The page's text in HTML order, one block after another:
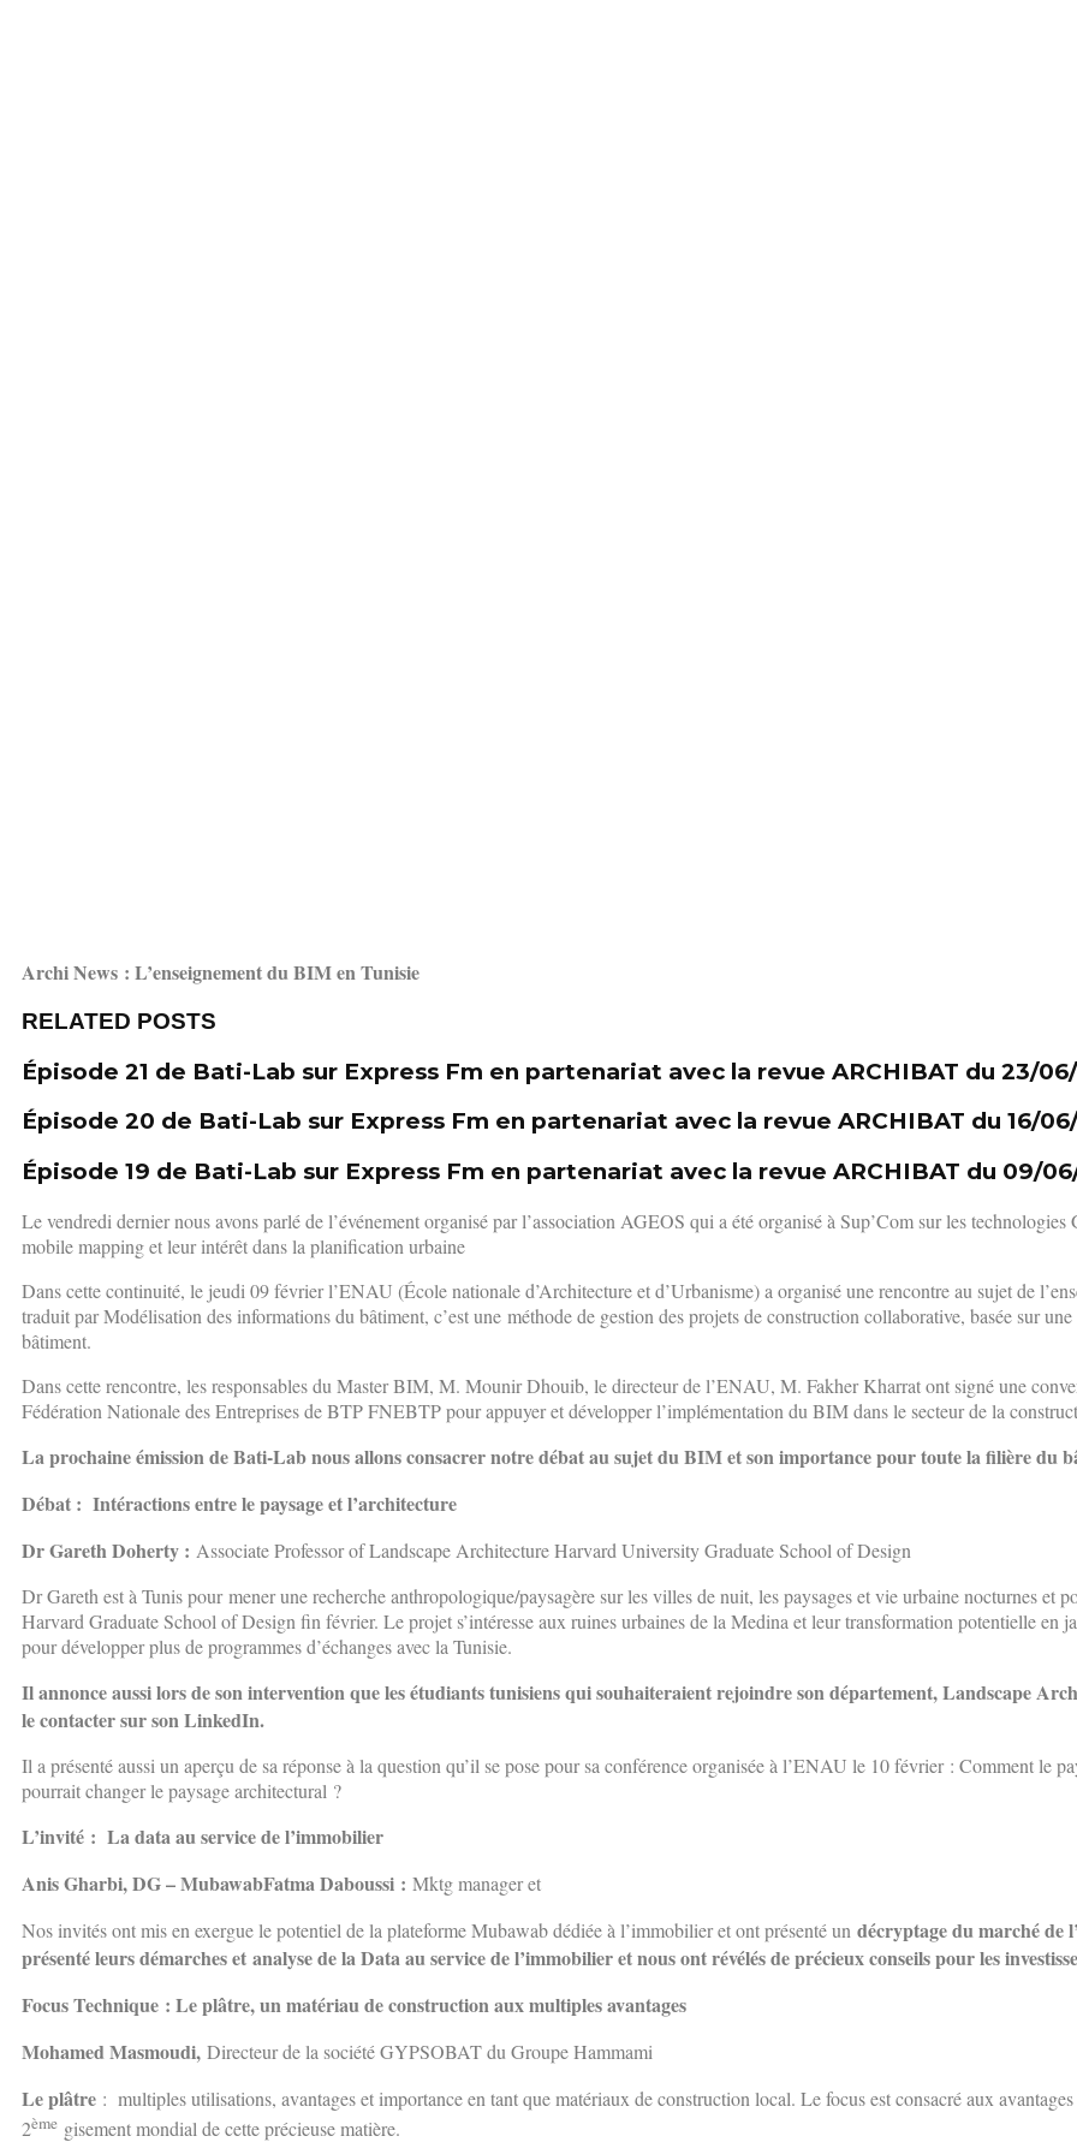
Archi News : L’enseignement du BIM en Tunisie
RELATED POSTS
Épisode 21 de Bati-Lab sur Express Fm en partenariat avec la revue ARCHIBAT du 23/
Épisode 20 de Bati-Lab sur Express Fm en partenariat avec la revue ARCHIBAT du 16/
Épisode 19 de Bati-Lab sur Express Fm en partenariat avec la revue ARCHIBAT du 09/
Le vendredi dernier nous avons parlé de l’événement organisé par l’association AGEOS qui a été organisé à Sup’Com sur les
mobile mapping et leur intérêt dans la planification urbaine
Dans cette continuité, le jeudi 09 février l’ENAU (École nationale d’Architecture et d’Urbanisme) a organisé une rencontre au sujet de
traduit par Modélisation des informations du bâtiment, c’est une méthode de gestion des projets de construction collaborative, basée sur
bâtiment.
Dans cette rencontre, les responsables du Master BIM, M. Mounir Dhouib, le directeur de l’ENAU, M. Fakher Kharrat ont signé une
Fédération Nationale des Entreprises de BTP FNEBTP pour appuyer et développer l’implémentation du BIM dans le secteur de la
La prochaine émission de Bati-Lab nous allons consacrer notre débat au sujet du BIM et son importance pour toute la filière du
Débat : Intéractions entre le paysage et l’architecture
Dr Gareth Doherty : Associate Professor of Landscape Architecture Harvard University Graduate School of Design
Dr Gareth est à Tunis pour mener une recherche anthropologique/paysagère sur les villes de nuit, les paysages et vie urbaine nocturnes et
Harvard Graduate School of Design fin février. Le projet s’intéresse aux ruines urbaines de la Medina et leur transformation potentielle en
pour développer plus de programmes d’échanges avec la Tunisie.
Il annonce aussi lors de son intervention que les étudiants tunisiens qui souhaiteraient rejoindre son département,Landscape
le contacter sur son LinkedIn.
Il a présenté aussi un aperçu de sa réponse à la question qu’il se pose pour sa conférence organisée à l’ENAU le 10 février : Comment le
pourrait changer le paysage architectural ?
L’invité : La data au service de l’immobilier
Anis Gharbi, DG – MubawabFatma Daboussi : Mktg manager et
Nos invités ont mis en exergue le potentiel de la plateforme Mubawab dédiée à l’immobilier et ont présenté un décryptage du marché de
présenté leurs démarches et analyse de la Data au service de l’immobilier et nous ont révélés de précieux conseils pour les
Focus Technique : Le plâtre, un matériau de construction aux multiples avantages
Mohamed Masmoudi, Directeur de la société GYPSOBAT du Groupe Hammami
Le plâtre : multiples utilisations, avantages et importance en tant que matériaux de construction local. Le focus est consacré aux
2ème gisement mondial de cette précieuse matière.